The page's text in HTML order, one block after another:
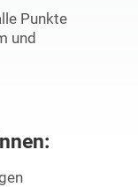
Punkte
und